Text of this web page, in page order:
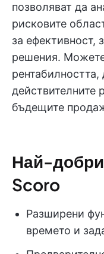
позволяват да
рисковите
за ефективност,
решения.
действителните
бъдещите
Най-
Scoro
Разширени
времето и